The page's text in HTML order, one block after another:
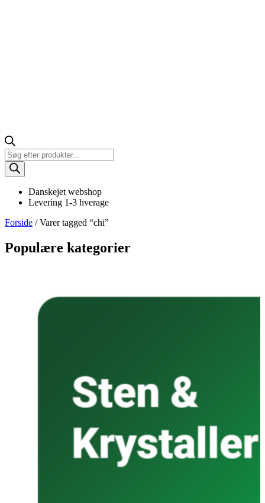
Products
search
Danskejet webshop
Levering 1-3 hverage
Forside / Varer tagged “chi”
Populære kategorier